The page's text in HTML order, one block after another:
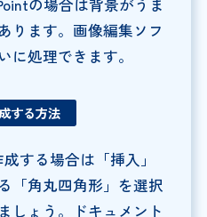
ります。画像編集ソフ
に処理できます。
する方法
する場合は「挿入」
「角丸四角形」を選択
しょう。ドキュメント